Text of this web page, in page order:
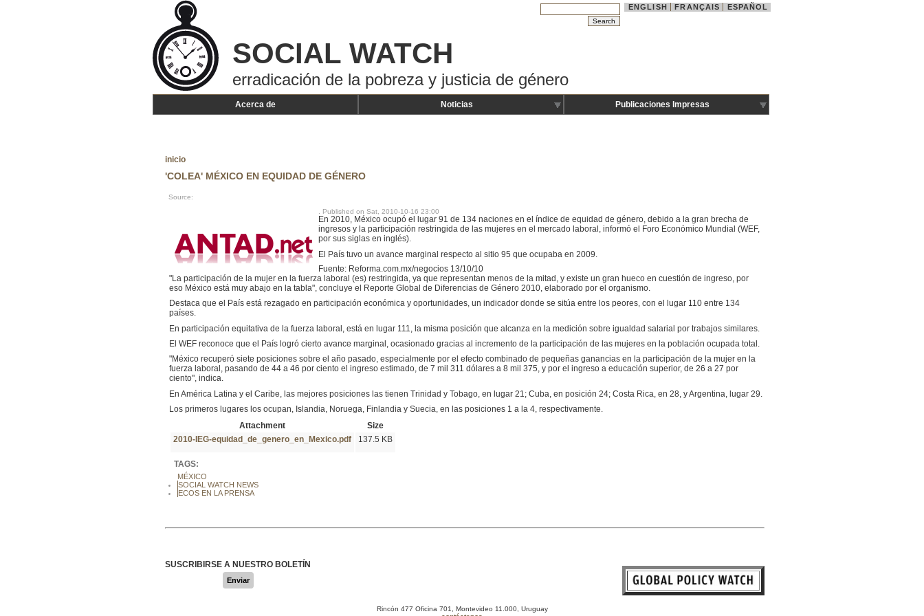
ENGLISH FRANÇAIS ESPAÑOL
SOCIAL WATCH
erradicación de la pobreza y justicia de género
Acerca de Noticias Publicaciones Impresas
inicio
'COLEA' MÉXICO EN EQUIDAD DE GÉNERO
Source:
. Published on Sat, 2010-10-16 23:00
En 2010, México ocupó el lugar 91 de 134 naciones en el índice de equidad de género, debido a la gran brecha de
ingresos y la participación restringida de las mujeres en el mercado laboral, informó el Foro Económico Mundial (WEF,
por sus siglas en inglés).
El País tuvo un avance marginal respecto al sitio 95 que ocupaba en 2009.
Fuente: Reforma.com.mx/negocios 13/10/10
"La participación de la mujer en la fuerza laboral (es) restringida, ya que representan menos de la mitad, y existe un gran hueco en cuestión de ingreso, por
eso México está muy abajo en la tabla", concluye el Reporte Global de Diferencias de Género 2010, elaborado por el organismo.
Destaca que el País está rezagado en participación económica y oportunidades, un indicador donde se sitúa entre los peores, con el lugar 110 entre 134
países.
En participación equitativa de la fuerza laboral, está en lugar 111, la misma posición que alcanza en la medición sobre igualdad salarial por trabajos similares.
El WEF reconoce que el País logró cierto avance marginal, ocasionado gracias al incremento de la participación de las mujeres en la población ocupada total.
"México recuperó siete posiciones sobre el año pasado, especialmente por el efecto combinado de pequeñas ganancias en la participación de la mujer en la
fuerza laboral, pasando de 44 a 46 por ciento el ingreso estimado, de 7 mil 311 dólares a 8 mil 375, y por el ingreso a educación superior, de 26 a 27 por
ciento", indica.
En América Latina y el Caribe, las mejores posiciones las tienen Trinidad y Tobago, en lugar 21; Cuba, en posición 24; Costa Rica, en 28, y Argentina, lugar 29.
Los primeros lugares los ocupan, Islandia, Noruega, Finlandia y Suecia, en las posiciones 1 a la 4, respectivamente.
Attachment
Size
2010-IEG-equidad_de_genero_en_Mexico.pdf
137.5 KB
TAGS:
MÉXICO
SOCIAL WATCH NEWS
ECOS EN LA PRENSA
SUSCRIBIRSE A NUESTRO BOLETÍN
Enviar
Rincón 477 Oficina 701, Montevideo 11.000, Uruguay